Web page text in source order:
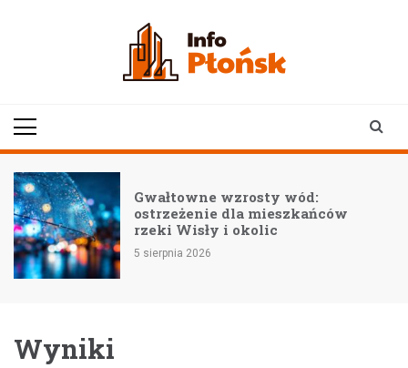
Gwałtowne wzrosty wód:
ostrzeżenie dla mieszkańców
rzeki Wisły i okolic
5 sierpnia 2026
Wyniki